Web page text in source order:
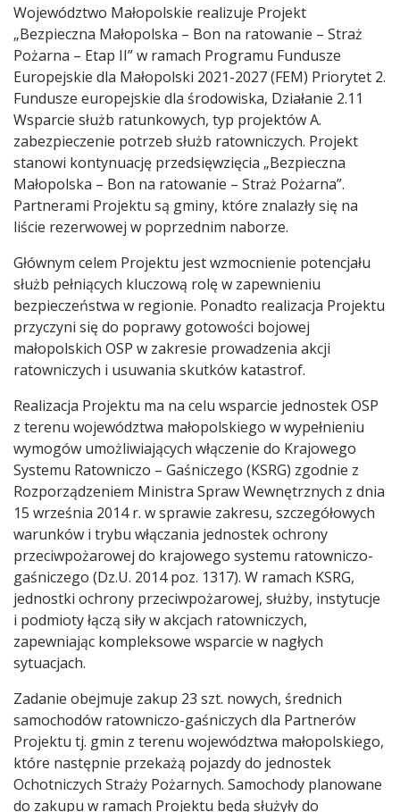
Treść
Województwo Małopolskie realizuje Projekt
„Bezpieczna Małopolska – Bon na ratowanie – Straż
Pożarna – Etap II” w ramach Programu Fundusze
Europejskie dla Małopolski 2021-2027 (FEM) Priorytet 2.
Fundusze europejskie dla środowiska, Działanie 2.11
Wsparcie służb ratunkowych, typ projektów A.
zabezpieczenie potrzeb służb ratowniczych. Projekt
stanowi kontynuację przedsięwzięcia „Bezpieczna
Małopolska – Bon na ratowanie – Straż Pożarna”.
Partnerami Projektu są gminy, które znalazły się na
liście rezerwowej w poprzednim naborze.
Głównym celem Projektu jest wzmocnienie potencjału
służb pełniących kluczową rolę w zapewnieniu
bezpieczeństwa w regionie. Ponadto realizacja Projektu
przyczyni się do poprawy gotowości bojowej
małopolskich OSP w zakresie prowadzenia akcji
ratowniczych i usuwania skutków katastrof.
Realizacja Projektu ma na celu wsparcie jednostek OSP
z terenu województwa małopolskiego w wypełnieniu
wymogów umożliwiających włączenie do Krajowego
Systemu Ratowniczo – Gaśniczego (KSRG) zgodnie z
Rozporządzeniem Ministra Spraw Wewnętrznych z dnia
15 września 2014 r. w sprawie zakresu, szczegółowych
warunków i trybu włączania jednostek ochrony
przeciwpożarowej do krajowego systemu ratowniczo-
gaśniczego (Dz.U. 2014 poz. 1317). W ramach KSRG,
jednostki ochrony przeciwpożarowej, służby, instytucje
i podmioty łączą siły w akcjach ratowniczych,
zapewniając kompleksowe wsparcie w nagłych
sytuacjach.
Zadanie obejmuje zakup 23 szt. nowych, średnich
samochodów ratowniczo-gaśniczych dla Partnerów
Projektu tj. gmin z terenu województwa małopolskiego,
które następnie przekażą pojazdy do jednostek
Ochotniczych Straży Pożarnych. Samochody planowane
do zakupu w ramach Projektu będą służyły do